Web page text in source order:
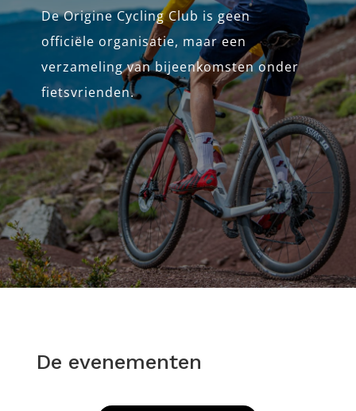
De Origine Cycling Club is geen
officiële organisatie, maar een
verzameling van bijeenkomsten onder
fietsvrienden.
De evenementen